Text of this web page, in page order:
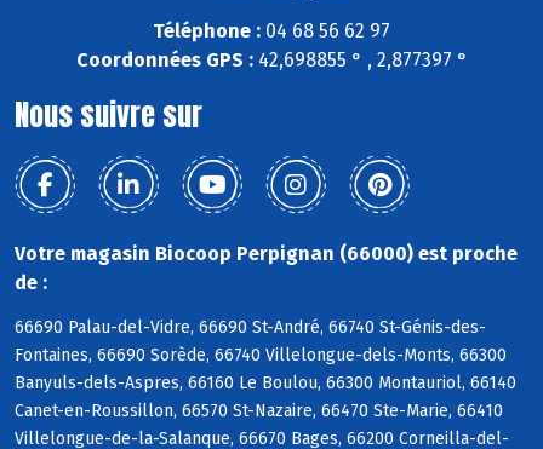
Téléphone : 04 68 56 62 97
Coordonnées GPS :42,698855 ° , 2,877397 °
Nous suivre sur
Votre magasin Biocoop Perpignan (66000) est proche
de :
66690 Palau-del-Vidre, 66690 St-André, 66740 St-Génis-des-
Fontaines, 66690 Sorède, 66740 Villelongue-dels-Monts, 66300
Banyuls-dels-Aspres, 66160 Le Boulou, 66300 Montauriol, 66140
Canet-en-Roussillon, 66570 St-Nazaire, 66470 Ste-Marie, 66410
Villelongue-de-la-Salanque, 66670 Bages, 66200 Corneilla-del-